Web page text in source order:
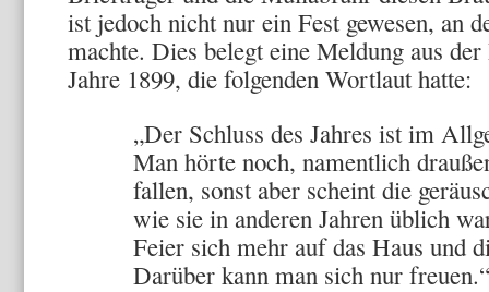
ist jedoch nicht nur ein Fest gewesen, an
machte. Dies belegt eine Meldung aus
Jahre 1899, die folgenden Wortlaut hatte:
„Der Schluss des Jahres ist im
Man hörte noch, namentlich
fallen, sonst aber scheint die
wie sie in anderen Jahren üblich
Feier sich mehr auf das Haus und
Darüber kann man sich nur freuen.“